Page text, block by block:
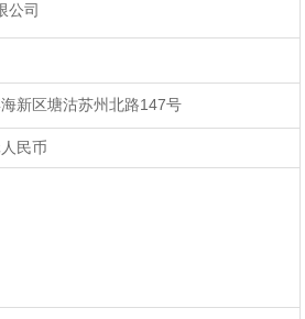
公司
新区塘沽苏州北路147号
民币